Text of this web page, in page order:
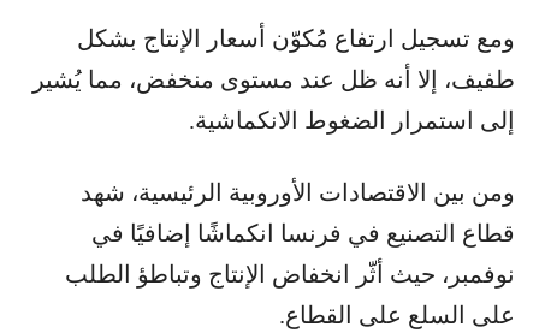
ومع تسجيل ارتفاع مُكوّن أسعار الإنتاج بشكل
طفيف، إلا أنه ظل عند مستوى منخفض، مما يُشير
إلى استمرار الضغوط الانكماشية.
ومن بين الاقتصادات الأوروبية الرئيسية، شهد
قطاع التصنيع في فرنسا انكماشًا إضافيًا في
نوفمبر، حيث أثّر انخفاض الإنتاج وتباطؤ الطلب
على السلع على القطاع.